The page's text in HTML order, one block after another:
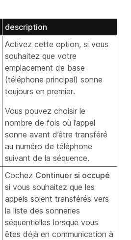
description
Activez cette option, si vous
souhaitez que votre
emplacement de base
(téléphone principal) sonne
toujours en premier.
Vous pouvez choisir le
nombre de fois où l’appel
sonne avant d’être transféré
au numéro de téléphone
suivant de la séquence.
Cochez Continuer si occupé
si vous souhaitez que les
appels soient transférés vers
la liste des sonneries
séquentielles lorsque vous
êtes déjà en communication à